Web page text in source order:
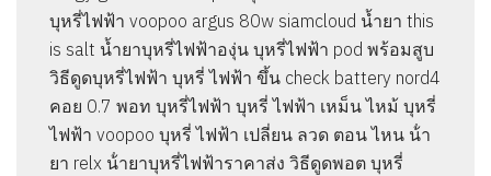
บุหรี่ไฟฟ้า voopoo argus 80w siamcloud น้ำยา this
is salt น้ำยาบุหรี่ไฟฟ้าองุ่น บุหรี่ไฟฟ้า pod พร้อมสูบ
วิธีดูดบุหรี่ไฟฟ้า บุหรี่ ไฟฟ้า ขึ้น check battery nord4
คอย 0.7 พอท บุหรี่ไฟฟ้า บุหรี่ ไฟฟ้า เหม็น ไหม้ บุหรี่
ไฟฟ้า voopoo บุหรี่ ไฟฟ้า เปลี่ยน ลวด ตอน ไหน น้ํา
ยา relx น้ํายาบุหรี่ไฟฟ้าราคาส่ง วิธีดูดพอต บุหรี่